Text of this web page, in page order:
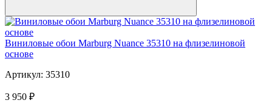
Виниловые обои Marburg Nuance 35310 на флизелиновой
основе
Артикул: 35310
3 950 ₽